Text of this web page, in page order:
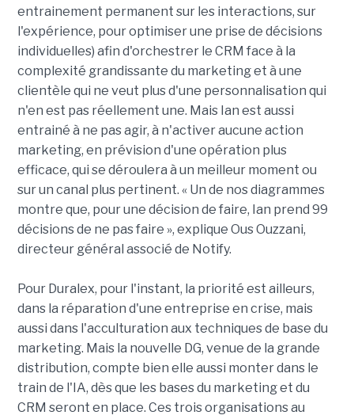
entrainement permanent sur les interactions, sur
l'expérience, pour optimiser une prise de décisions
individuelles) afin d'orchestrer le CRM face à la
complexité grandissante du marketing et à une
clientèle qui ne veut plus d'une personnalisation qui
n'en est pas réellement une. Mais Ian est aussi
entrainé à ne pas agir, à n'activer aucune action
marketing, en prévision d'une opération plus
efficace, qui se déroulera à un meilleur moment ou
sur un canal plus pertinent. « Un de nos diagrammes
montre que, pour une décision de faire, Ian prend 99
décisions de ne pas faire », explique Ous Ouzzani,
directeur général associé de Notify.
Pour Duralex, pour l'instant, la priorité est ailleurs,
dans la réparation d'une entreprise en crise, mais
aussi dans l'acculturation aux techniques de base du
marketing. Mais la nouvelle DG, venue de la grande
distribution, compte bien elle aussi monter dans le
train de l'IA, dès que les bases du marketing et du
CRM seront en place. Ces trois organisations au